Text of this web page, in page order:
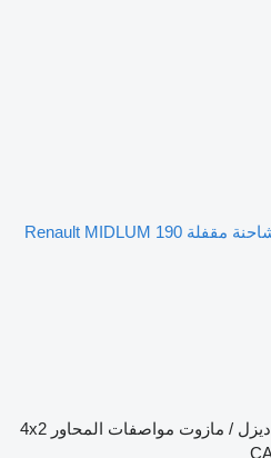
شاحنة مقفلة Renault MIDLUM 190
ديزل / مازوت مواصفات المحاور 4x2